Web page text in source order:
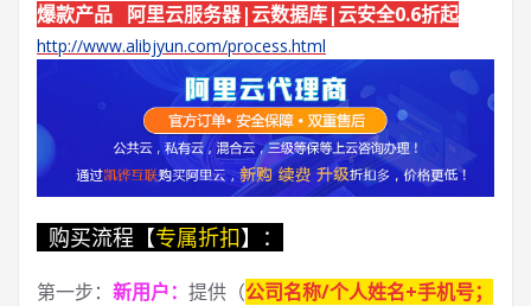
爆款产品 阿里云服务器|云数据库|云安全0.6折起
http://www.alibjyun.com/process.html
购买流程【专属折扣】：
第一步： 新用户： 提供（公司名称/个人姓名+手机号；